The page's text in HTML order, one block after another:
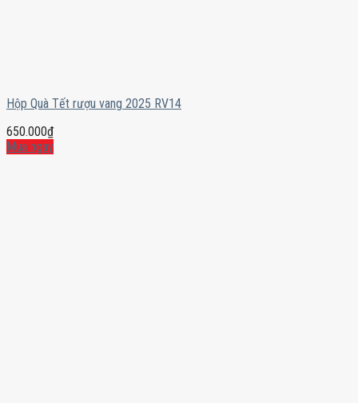
Hộp Quà Tết rượu vang 2025 RV14
650.000₫
Mua ngay